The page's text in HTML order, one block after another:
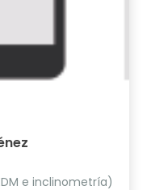
e inclinometría)